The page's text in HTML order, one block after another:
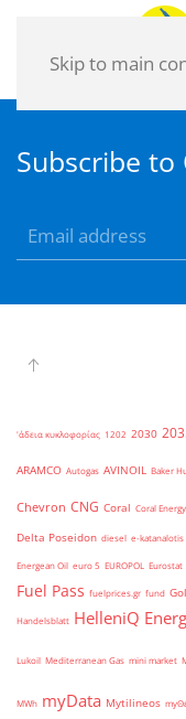
Skip to main
Subscribe
'άδεια κυκλοφορίας 1202 2030
ARAMCO Autogas AVINOIL Baker
Chevron CNG Coral Coral Energy
Delta Poseidon diesel e-katanalotis
Energean Oil euro 5 EUROPOL Eurostat
Fuel Pass fuelprices.gr fund
Handelsblatt HelleniQ
Lukoil Mediterranean Gas mini market
MWh myData Mytilineos